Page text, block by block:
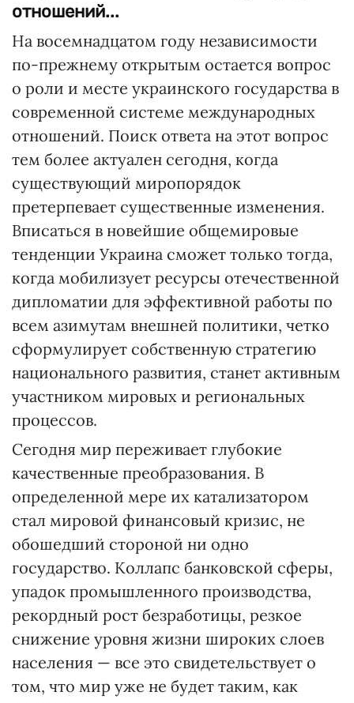
отношений...
На восемнадцатом году независимости
по-прежнему открытым остается вопрос
о роли и месте украинского государства в
современной системе международных
отношений. Поиск ответа на этот вопрос
тем более актуален сегодня, когда
существующий миропорядок
претерпевает существенные изменения.
Вписаться в новейшие общемировые
тенденции Украина сможет только тогда,
когда мобилизует ресурсы отечественной
дипломатии для эффективной работы по
всем азимутам внешней политики, четко
сформулирует собственную стратегию
национального развития, станет активным
участником мировых и региональных
процессов.
Сегодня мир переживает глубокие
качественные преобразования. В
определенной мере их катализатором
стал мировой финансовый кризис, не
обошедший стороной ни одно
государство. Коллапс банковской сферы,
упадок промышленного производства,
рекордный рост безработицы, резкое
снижение уровня жизни широких слоев
населения — все это свидетельствует о
том, что мир уже не будет таким, как